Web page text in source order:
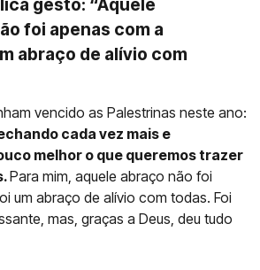
foi apenas com a
abraço de alívio com
vencido as Palestrinas neste ano:
cada vez mais e
melhor o que queremos trazer
Para mim, aquele abraço não foi
um abraço de alívio com todas. Foi
mas, graças a Deus, deu tudo